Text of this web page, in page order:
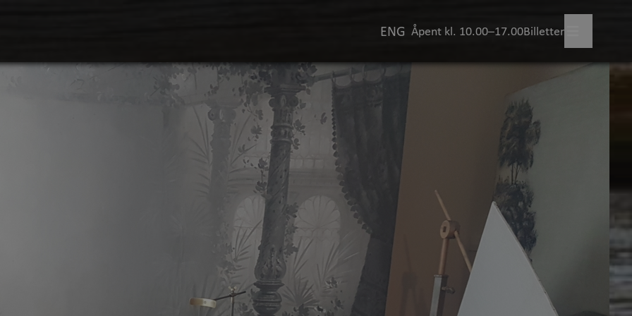
ENG Åpent kl. 10.00–17.00Billetter
Planlegg besøk
Hva skjer?
Friluftsmuseet
Utstillinger
Aktiviteter for barn
+
Opplevelser gjennom året
Kunnskap og læring